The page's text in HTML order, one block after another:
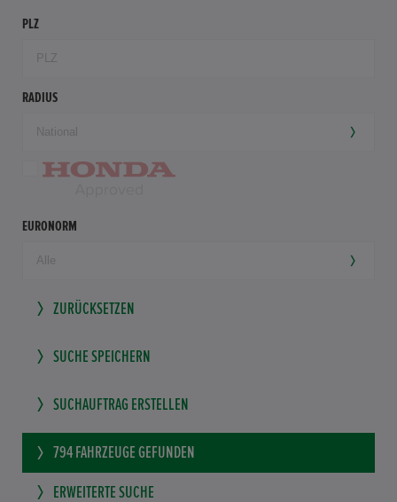
PLZ
RADIUS
EURONORM
ZURÜCKSETZEN
SUCHE SPEICHERN
SUCHAUFTRAG ERSTELLEN
794 FAHRZEUGE GEFUNDEN
ERWEITERTE SUCHE